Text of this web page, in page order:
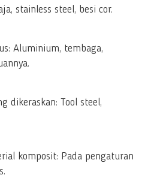
stainless steel, besi cor.
Aluminium, tembaga,
dikeraskan: Tool steel,
komposit: Pada pengaturan